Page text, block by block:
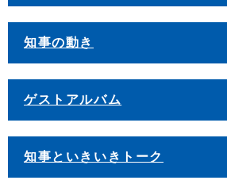
知事の動き
ゲストアルバム
知事といきいきトーク